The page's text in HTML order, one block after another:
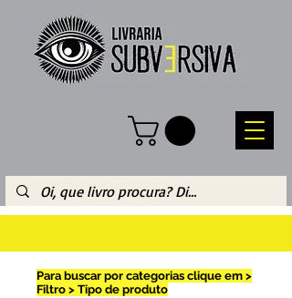
Para buscar por categorias clique em >
Filtro > Tipo de produto